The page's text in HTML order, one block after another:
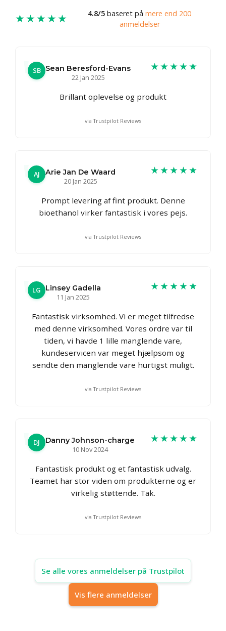
★★★★★ 4.8/5 baseret på mere end 200
anmeldelser
SB Sean Beresford-Evans
22 Jan 2025
★★★★★
Brillant oplevelse og produkt
via Trustpilot Reviews
AJ
Arie Jan De Waard
20 Jan 2025
★★★★★
Prompt levering af fint produkt. Denne
bioethanol virker fantastisk i vores pejs.
via Trustpilot Reviews
LG
Linsey Gadella
11 Jan 2025
★★★★★
Fantastisk virksomhed. Vi er meget tilfredse
med denne virksomhed. Vores ordre var til
tiden, vi havde 1 lille manglende vare,
kundeservicen var meget hjælpsom og
sendte den manglende vare hurtigst muligt.
via Trustpilot Reviews
DJ
Danny Johnson-charge
10 Nov 2024
★★★★★
Fantastisk produkt og et fantastisk udvalg.
Teamet har stor viden om produkterne og er
virkelig støttende. Tak.
via Trustpilot Reviews
Se alle vores anmeldelser på Trustpilot
Vis flere anmeldelser